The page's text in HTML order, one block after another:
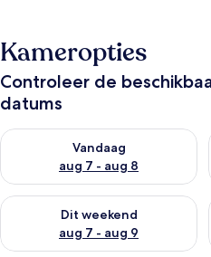
Kameropties
Controleer de
datums
Vandaag
aug 7 - aug 8
De beschikbaarheid
Dit weekend
aug 7 - aug 9
De beschikbaarheid